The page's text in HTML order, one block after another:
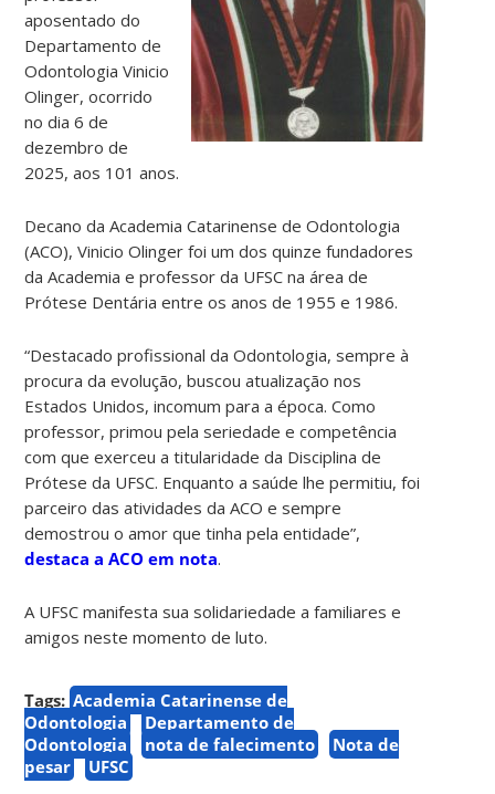
aposentado do
Departamento de
Odontologia Vinicio
Olinger, ocorrido
no dia 6 de
dezembro de
2025, aos 101 anos.
Decano da Academia Catarinense de Odontologia
(ACO), Vinicio Olinger foi um dos quinze fundadores
da Academia e professor da UFSC na área de
Prótese Dentária entre os anos de 1955 e 1986.
“Destacado profissional da Odontologia, sempre à
procura da evolução, buscou atualização nos
Estados Unidos, incomum para a época. Como
professor, primou pela seriedade e competência
com que exerceu a titularidade da Disciplina de
Prótese da UFSC. Enquanto a saúde lhe permitiu, foi
parceiro das atividades da ACO e sempre
demostrou o amor que tinha pela entidade”,
destaca a ACO em nota.
A UFSC manifesta sua solidariedade a familiares e
amigos neste momento de luto.
Tags: Academia Catarinense de
Odontologia
Departamento de
Odontologia
nota de falecimento
Nota de
pesar
UFSC